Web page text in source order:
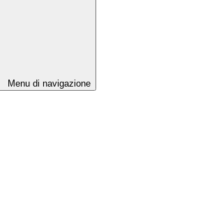
Menu di navigazione